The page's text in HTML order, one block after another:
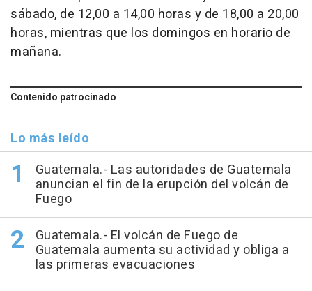
sábado, de 12,00 a 14,00 horas y de 18,00 a 20,00
horas, mientras que los domingos en horario de
mañana.
Contenido patrocinado
Lo más leído
Guatemala.- Las autoridades de Guatemala
anuncian el fin de la erupción del volcán de
Fuego
Guatemala.- El volcán de Fuego de
Guatemala aumenta su actividad y obliga a
las primeras evacuaciones